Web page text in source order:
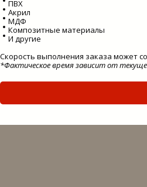
ПВХ
Акрил
МДФ
Композитные материалы
И другие
Скорость выполнения заказа может
*Фактическое время зависит от